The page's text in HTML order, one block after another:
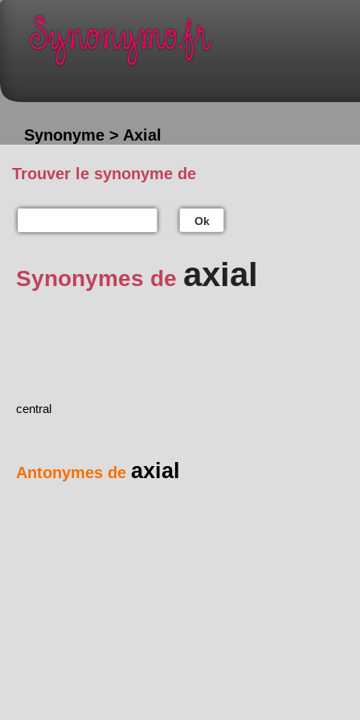
Synonyme > Axial
Trouver le synonyme de
Ok
Synonymes de axial
central
Antonymes de axial